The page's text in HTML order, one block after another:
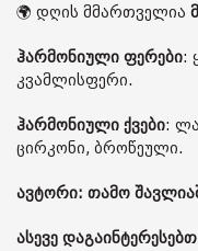
🌍 დღის მმართველია
ჰარმონიული ფერები:
კვამლისფერი.
ჰარმონიული ქვები:
ცირკონი, ბროწეული.
ავტორი: თამო
ასევე